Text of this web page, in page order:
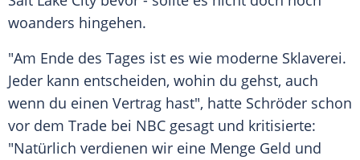
woanders hingehen.
"Am Ende des Tages ist es wie moderne Sklaverei.
Jeder kann entscheiden, wohin du gehst, auch
wenn du einen Vertrag hast", hatte Schröder schon
vor dem Trade bei NBC gesagt und kritisierte:
"Natürlich verdienen wir eine Menge Geld und